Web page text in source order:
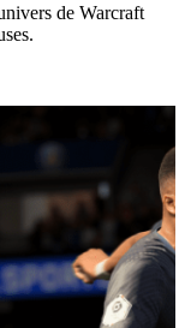
de Warcraft